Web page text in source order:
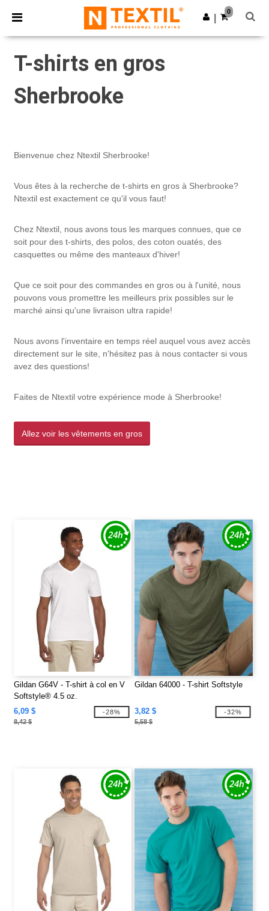
× Appli Ntextil
Meilleurs prix sur l’app !
Obtenir l'appli
0
T-shirts en gros
Sherbrooke
Bienvenue chez Ntextil Sherbrooke!
Vous êtes à la recherche de t-shirts en gros à Sherbrooke?
Ntextil est exactement ce qu'il vous faut!
Chez Ntextil, nous avons tous les marques connues, que ce
soit pour des t-shirts, des polos, des coton ouatés, des
casquettes ou même des manteaux d'hiver!
Que ce soit pour des commandes en gros ou à l'unité, nous
pouvons vous promettre les meilleurs prix possibles sur le
marché ainsi qu'une livraison ultra rapide!
Nous avons l'inventaire en temps réel auquel vous avez accès
directement sur le site, n'hésitez pas à nous contacter si vous
avez des questions!
Faites de Ntextil votre expérience mode à Sherbrooke!
Allez voir les vêtements en gros
Gildan G64V - T-shirt à col en V
Softstyle® 4.5 oz.
6,09 $
8,42 $
-28%
Gildan 64000 - T-shirt Softstyle
3,82 $
5,58 $
-32%